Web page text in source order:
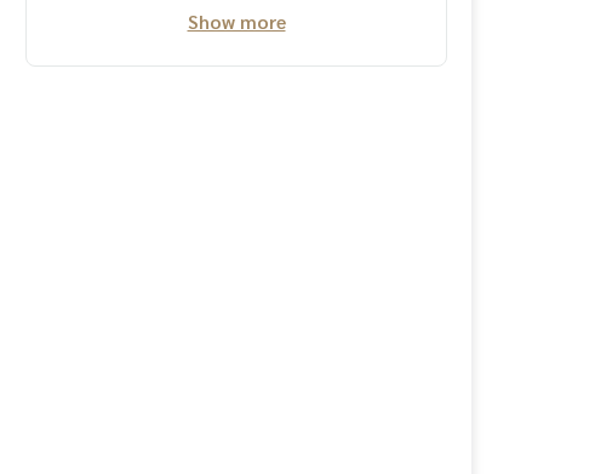
Show more